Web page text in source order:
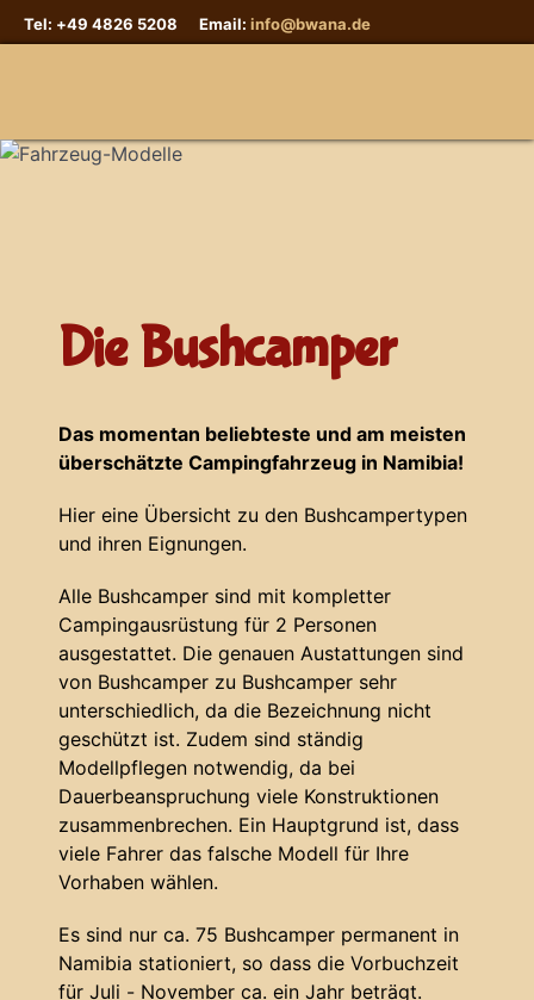
Tel: +49 4826 5208 Email: info@bwana.de
Sprache auswählen
Die Bushcamper
Das momentan beliebteste und am meisten
überschätzte Campingfahrzeug in Namibia!
Hier eine Übersicht zu den Bushcampertypen
und ihren Eignungen.
Alle Bushcamper sind mit kompletter
Campingausrüstung für 2 Personen
ausgestattet. Die genauen Austattungen sind
von Bushcamper zu Bushcamper sehr
unterschiedlich, da die Bezeichnung nicht
geschützt ist. Zudem sind ständig
Modellpflegen notwendig, da bei
Dauerbeanspruchung viele Konstruktionen
zusammenbrechen. Ein Hauptgrund ist, dass
viele Fahrer das falsche Modell für Ihre
Vorhaben wählen.
Es sind nur ca. 75 Bushcamper permanent in
Namibia stationiert, so dass die Vorbuchzeit
für Juli - November ca. ein Jahr beträgt.